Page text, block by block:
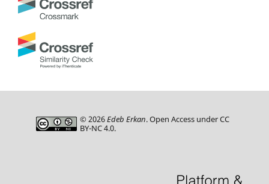
© 2026Edeb Erkan. Open Access under CC
BY-NC 4.0.